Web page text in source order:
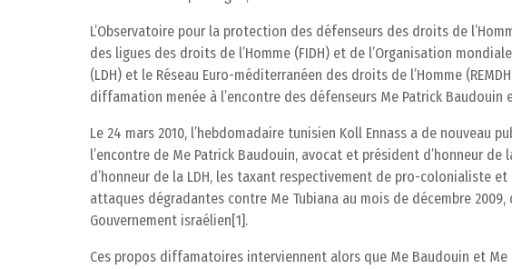
L’Observatoire pour la protection des défenseurs des droits de
des ligues des droits de l’Homme (FIDH) et de l’Organisation
(LDH) et le Réseau Euro-méditerranéen des droits de l’Homme
diffamation menée à l’encontre des défenseurs Me Patrick Baudouin
Le 24 mars 2010, l’hebdomadaire tunisien Koll Ennass a de
l’encontre de Me Patrick Baudouin, avocat et président d’honneur
d’honneur de la LDH, les taxant respectivement de pro-colonialiste
attaques dégradantes contre Me Tubiana au mois de décembre
Gouvernement israélien[1].
Ces propos diffamatoires interviennent alors que Me Baudouin et Me